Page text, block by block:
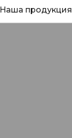
Наша продукция